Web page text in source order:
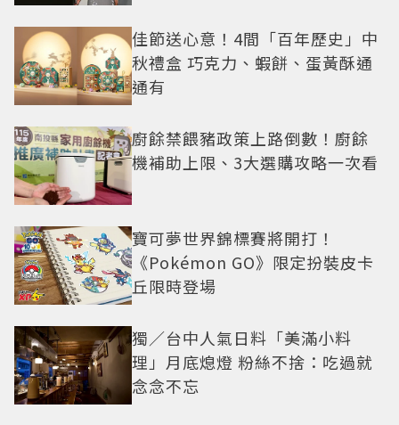
佳節送心意！4間「百年歷史」中
秋禮盒 巧克力、蝦餅、蛋黃酥通
通有
廚餘禁餵豬政策上路倒數！廚餘
機補助上限、3大選購攻略一次看
寶可夢世界錦標賽將開打！
《Pokémon GO》限定扮裝皮卡
丘限時登場
獨／台中人氣日料「美滿小料
理」月底熄燈 粉絲不捨：吃過就
念念不忘